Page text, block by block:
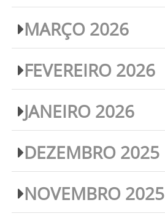
MARÇO 2026
FEVEREIRO 2026
JANEIRO 2026
DEZEMBRO 2025
NOVEMBRO 2025